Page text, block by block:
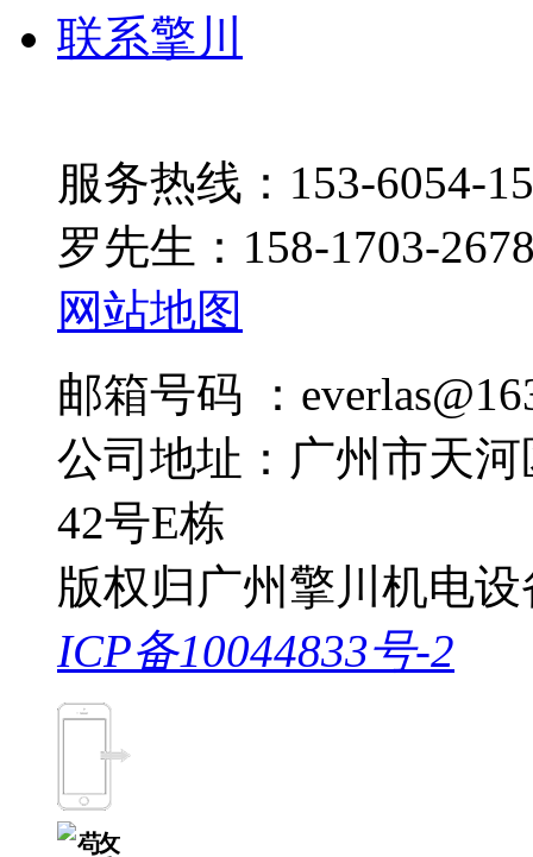
联系擎川
服务热线：153-6054-
罗先生：158-1703-
网站地图
邮箱号码 ：
公司地址：广州市天
42号E栋
版权归广州擎川机电
ICP备10044833号-2